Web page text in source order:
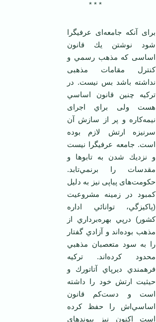
* * *
برای آنكه جامعه‌ای عرفيگرا
شود نوشتن يك قانون
اساسی كه مذهب رسمي و
كنترل مقامات مذهبی
نداشته باشد بس نيست. در
تركيه چنين قانون اساسي
هست ولی براي اجرای
نيمه‌كاره و پر از سازش آن
سرنيزه ارتش لازم بوده
است. جامعه عرفيگرا نيست
و نزديك شدن به تابوها و
مقدسات را برنمي‌تابد.
حكومت‌های پياپی نيز به دليل
كمبود در زمينه مشروعيت
(پاكيزگي، توانائي اداره
كشور) درپي بهره‌برداري از
مذهب بوده‌اند و آزادي گفتار
را به سود متعصبان مذهبي
محدود كرده‌اند. تركيه
فرهمندي ديرپاي آتاتورك و
حيثيت ارتش خود را داشته
است و دست‌كم قانون
اساسي‌اش را حفظ كرده
است اكنون نيز پيوندهاي